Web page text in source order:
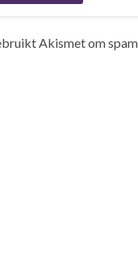
Akismet om